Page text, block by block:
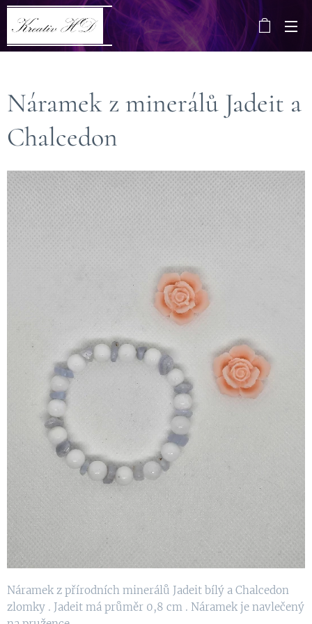
Náramek z minerálů Jadeit a
Chalcedon
Náramek z přírodních minerálů Jadeit bílý a Chalcedon
zlomky . Jadeit má průměr 0,8 cm . Náramek je navlečený